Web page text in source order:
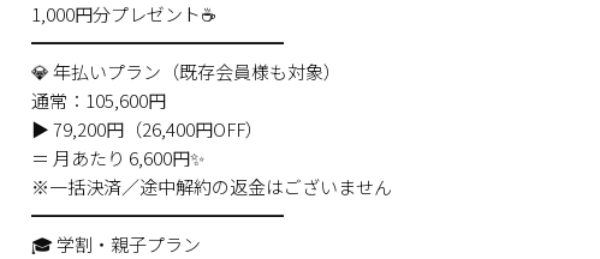
1,000円分プレゼント☕️
━━━━━━━━━━━━━━
💎 年払いプラン（既存会員様も対象）
通常：105,600円
▶ 79,200円（26,400円OFF）
＝ 月あたり 6,600円✨
※一括決済／途中解約の返金はございません
━━━━━━━━━━━━━━
🎓 学割・親子プラン